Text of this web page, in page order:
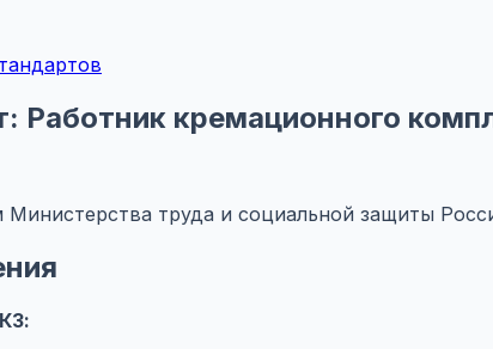
Работник кремационного
Министерства труда и социальной защиты